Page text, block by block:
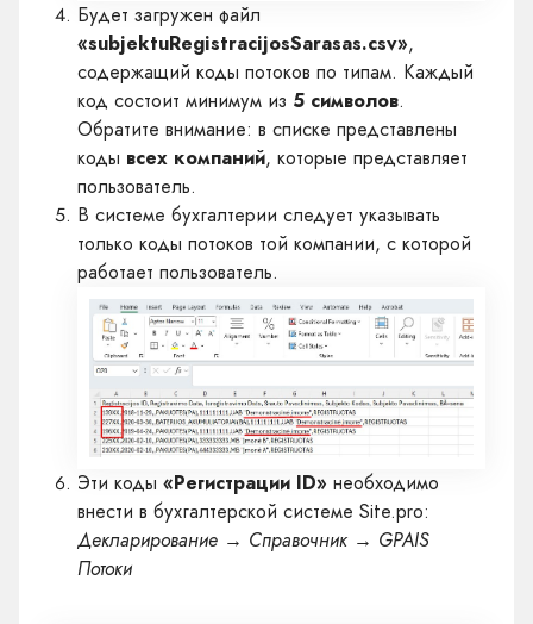
Будет загружен файл
«subjektuRegistracijosSarasas.csv»,
содержащий коды потоков по типам. Каждый
код состоит минимум из 5 символов.
Обратите внимание: в списке представлены
коды всех компаний, которые представляет
пользователь.
В системе бухгалтерии следует указывать
только коды потоков той компании, с которой
работает пользователь.
Эти коды «Регистрации ID» необходимо
внести в бухгалтерской системе Site.pro:
Декларирование → Справочник → GPAIS
Потоки